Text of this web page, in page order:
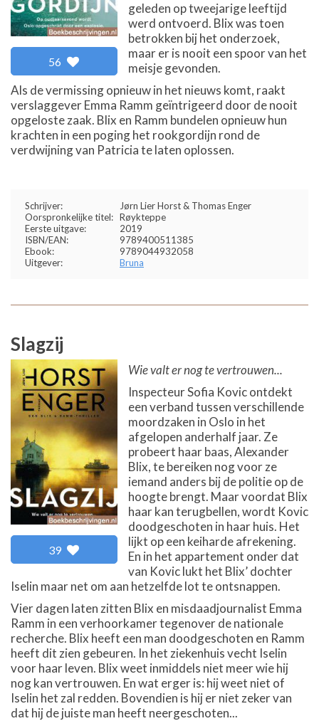
56
geleden op tweejarige leeftijd
werd ontvoerd. Blix was toen
betrokken bij het onderzoek,
maar er is nooit een spoor van het
meisje gevonden.
Als de vermissing opnieuw in het nieuws komt, raakt
verslaggever Emma Ramm geïntrigeerd door de nooit
opgeloste zaak. Blix en Ramm bundelen opnieuw hun
krachten in een poging het rookgordijn rond de
verdwijning van Patricia te laten oplossen.
Schrijver:
Jørn Lier Horst & Thomas Enger
Oorspronkelijke titel: Røykteppe
Eerste uitgave:
2019
ISBN/EAN:
9789400511385
Ebook:
9789044932058
Uitgever:
Bruna
Slagzij
39
Wie valt er nog te vertrouwen...
Inspecteur Sofia Kovic ontdekt
een verband tussen verschillende
moordzaken in Oslo in het
afgelopen anderhalf jaar. Ze
probeert haar baas, Alexander
Blix, te bereiken nog voor ze
iemand anders bij de politie op de
hoogte brengt. Maar voordat Blix
haar kan terugbellen, wordt Kovic
doodgeschoten in haar huis. Het
lijkt op een keiharde afrekening.
En in het appartement onder dat
van Kovic lukt het Blix’ dochter
Iselin maar net om aan hetzelfde lot te ontsnappen.
Vier dagen laten zitten Blix en misdaadjournalist Emma
Ramm in een verhoorkamer tegenover de nationale
recherche. Blix heeft een man doodgeschoten en Ramm
heeft dit zien gebeuren. In het ziekenhuis vecht Iselin
voor haar leven. Blix weet inmiddels niet meer wie hij
nog kan vertrouwen. En wat erger is: hij weet niet of
Iselin het zal redden. Bovendien is hij er niet zeker van
dat hij de juiste man heeft neergeschoten...